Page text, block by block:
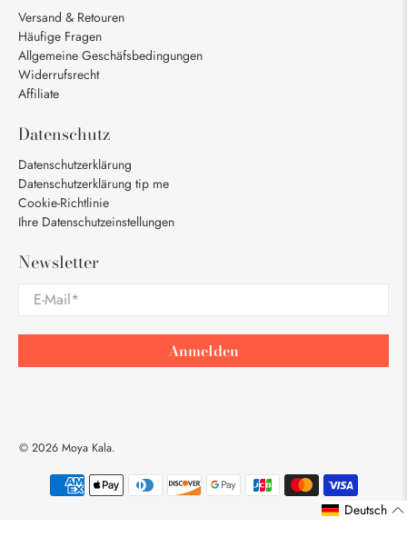
Versand & Retouren
Häufige Fragen
Allgemeine Geschäfsbedingungen
Widerrufsrecht
Affiliate
Datenschutz
Datenschutzerklärung
Datenschutzerklärung tip me
Cookie-Richtlinie
Ihre Datenschutzeinstellungen
Newsletter
E-Mail*
Anmelden
© 2026Moya Kala.
Deutsch